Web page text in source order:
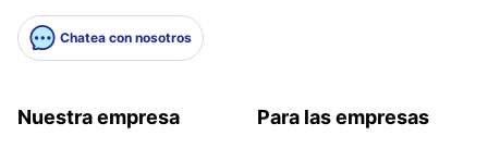
Chatea con nosotros
Nuestra empresa Para las empresas